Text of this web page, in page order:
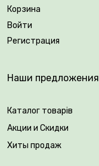
Корзина
Войти
Регистрация
Наши предложения
Каталог товарів
Акции и Скидки
Хиты продаж